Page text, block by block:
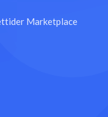
Marketplace